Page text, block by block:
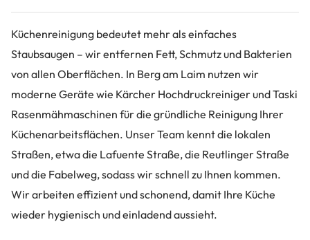
Küchenreinigung bedeutet mehr als einfaches
Staubsaugen – wir entfernen Fett, Schmutz und Bakterien
von allen Oberflächen. In Berg am Laim nutzen wir
moderne Geräte wie Kärcher Hochdruckreiniger und Taski
Rasenmähmaschinen für die gründliche Reinigung Ihrer
Küchenarbeitsflächen. Unser Team kennt die lokalen
Straßen, etwa die Lafuente Straße, die Reutlinger Straße
und die Fabelweg, sodass wir schnell zu Ihnen kommen.
Wir arbeiten effizient und schonend, damit Ihre Küche
wieder hygienisch und einladend aussieht.